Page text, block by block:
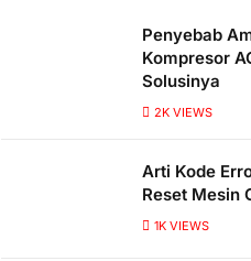
Penyebab
Kompresor
Solusinya
2K VIEWS
Arti Kode
Reset Mesin
1K VIEWS